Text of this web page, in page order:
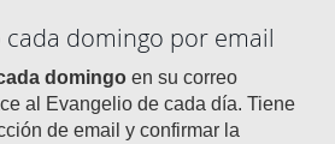
cada domingo por email
domingo en su correo
al Evangelio de cada día. Tiene
de email y confirmar la